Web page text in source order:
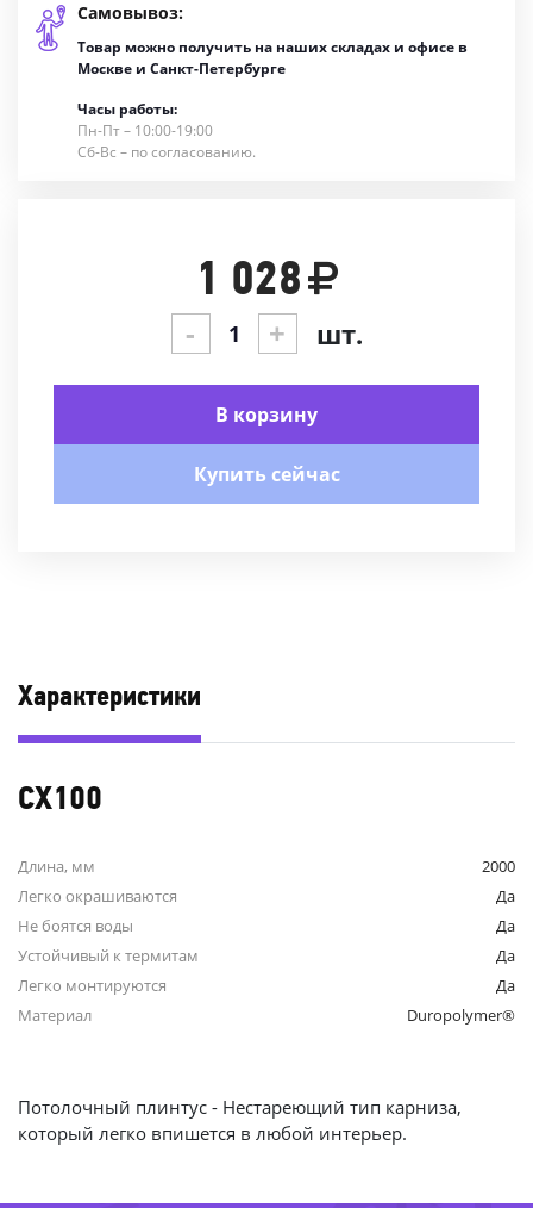
Самовывоз:
Товар можно получить на наших складах и офисе в
Москве и Санкт-Петербурге
Часы работы:
Пн-Пт – 10:00-19:00
Сб-Вс – по согласованию.
1 028
- + шт.
В корзину
Купить сейчас
Характеристики
CX100
Длина, мм
2000
Легко окрашиваются
Да
Не боятся воды
Да
Устойчивый к термитам
Да
Легко монтируются
Да
Материал
Duropolymer®
Потолочный плинтус - Нестареющий тип карниза,
который легко впишется в любой интерьер.